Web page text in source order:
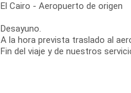
El Cairo - Aeropuerto de origen
Desayuno.
A la hora prevista traslado al
Fin del viaje y de nuestros